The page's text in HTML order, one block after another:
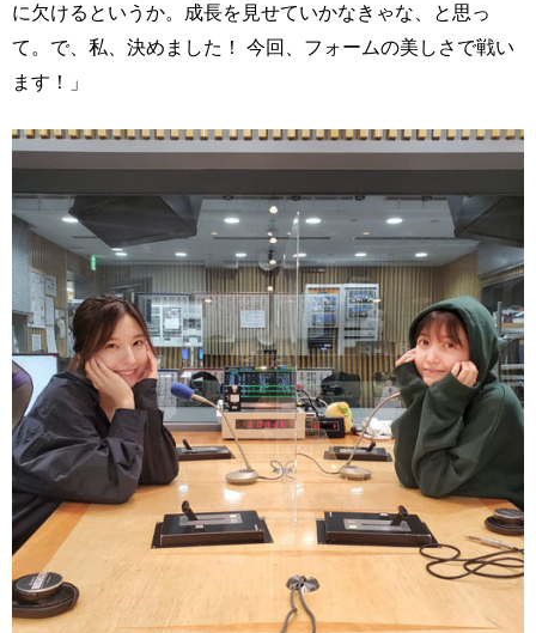
に欠けるというか。成長を見せていかなきゃな、と思っ
て。で、私、決めました！ 今回、フォームの美しさで戦い
ます！」